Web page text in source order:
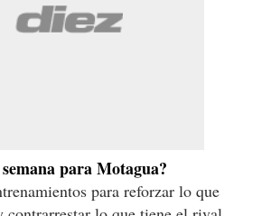
para Motagua?
para reforzar lo que